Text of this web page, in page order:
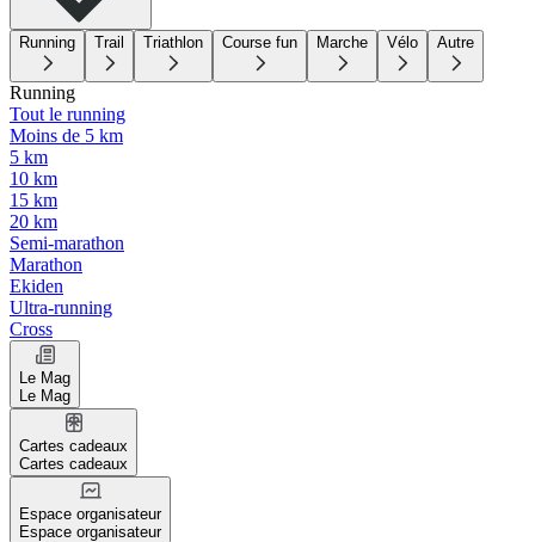
Running Trail Triathlon Course fun Marche Vélo Autre
Running
Tout le running
Moins de 5 km
5 km
10 km
15 km
20 km
Semi-marathon
Marathon
Ekiden
Ultra-running
Cross
Le Mag
Le Mag
Cartes cadeaux
Cartes cadeaux
Espace organisateur
Espace organisateur